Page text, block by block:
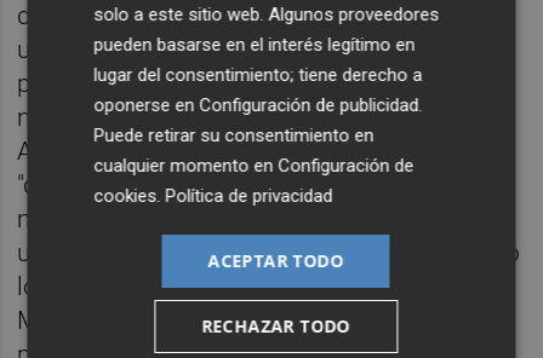
derechos de todos los alumnos de las
universidades valencianas, públicas y
privadas, al cambiar las reglas del juego sin
ningún tipo de explicación", aseguraba.
Asimismo, destacaba que el anuncio llegara
"durante el verano, para evitar las
movilizaciones de los alumnos
universitarios”. Recordaba, además, que sólo
los alumnos que cuenten con beca del
Ministerio o de la Conselleria optan al
solo a este sitio web. Algunos proveedores
pueden basarse en el interés legítimo en
lugar del consentimiento; tiene derecho a
oponerse enConfiguración de publicidad
Puede retirar su consentimiento en
cualquier momento enConfiguración de
cookies .Política de privacidad
ACEPTAR TODO
RECHAZAR TODO